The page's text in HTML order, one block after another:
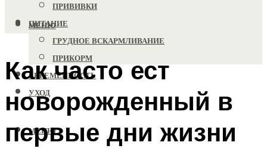
ПРИВИВКИ
ПИТАНИЕ
ГРУДНОЕ ВСКАРМЛИВАНИЕ
ПРИКОРМ
БЕРЕМЕННОСТЬ
УХОД
МЕНЮ
МЕНЮ
Как часто ест
новорожденный в
первые дни жизни